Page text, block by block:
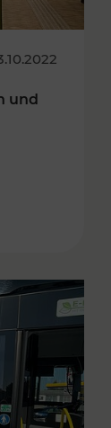
und